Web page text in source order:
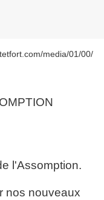
l'Assomption.
nos nouveaux